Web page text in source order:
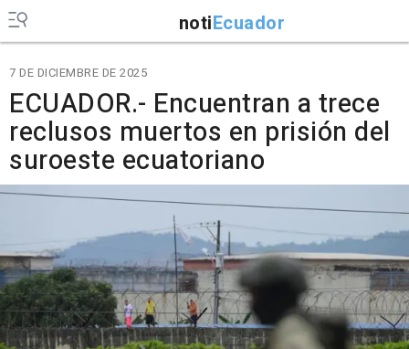
notiEcuador
7 DE DICIEMBRE DE 2025
ECUADOR.- Encuentran a trece
reclusos muertos en prisión del
suroeste ecuatoriano